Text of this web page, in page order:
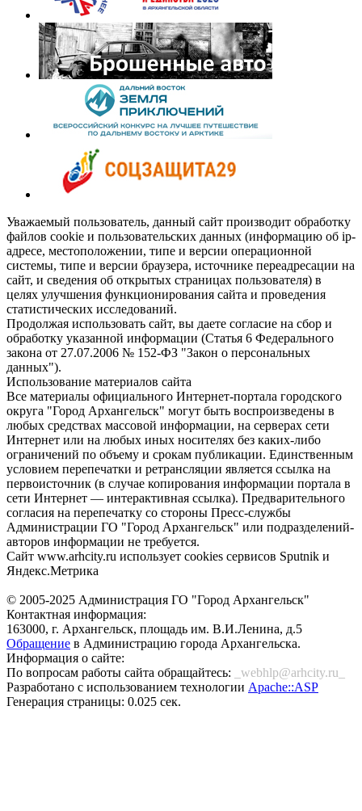
Уважаемый пользователь, данный сайт производит обработку
файлов cookie и пользовательских данных (информацию об ip-
адресе, местоположении, типе и версии операционной
системы, типе и версии браузера, источнике переадресации на
сайт, и сведения об открытых страницах пользователя) в
целях улучшения функционирования сайта и проведения
статистических исследований.
Продолжая использовать сайт, вы даете согласие на сбор и
обработку указанной информации (Статья 6 Федерального
закона от 27.07.2006 № 152-ФЗ "Закон о персональных
данных").
Использование материалов сайта
Все материалы официального Интернет-портала городского
округа "Город Архангельск" могут быть воспроизведены в
любых средствах массовой информации, на серверах сети
Интернет или на любых иных носителях без каких-либо
ограничений по объему и срокам публикации. Единственным
условием перепечатки и ретрансляции является ссылка на
первоисточник (в случае копирования информации портала в
сети Интернет — интерактивная ссылка). Предварительного
согласия на перепечатку со стороны Пресс-службы
Администрации ГО "Город Архангельск" или подразделений-
авторов информации не требуется.
Сайт www.arhcity.ru использует cookies сервисов Sputnik и
Яндекс.Метрика
© 2005-2025 Администрация ГО "Город Архангельск"
Контактная информация:
163000, г. Архангельск, площадь им. В.И.Ленина, д.5
Обращение в Администрацию города Архангельска.
Информация о сайте:
По вопросам работы сайта обращайтесь:
_webhlp@arhcity.ru_
Разработано с использованием технологии Apache::ASP
Генерация страницы: 0.025 сек.